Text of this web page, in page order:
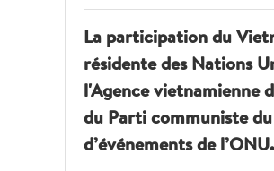
La participation du
résidente des Nations
l'Agence vietnamienne
du Parti communiste
d’événements de l’ONU.